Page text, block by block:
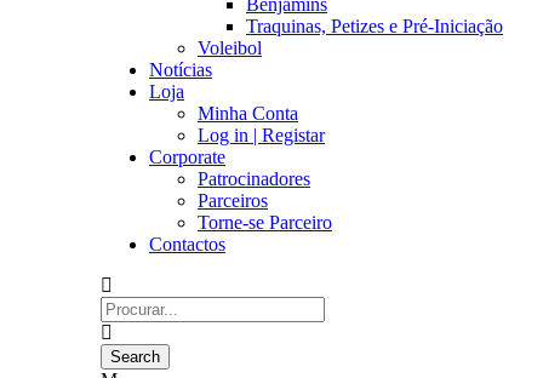
Benjamins
Traquinas, Petizes e Pré-Iniciação
Voleibol
Notícias
Loja
Minha Conta
Log in | Registar
Corporate
Patrocinadores
Parceiros
Torne-se Parceiro
Contactos